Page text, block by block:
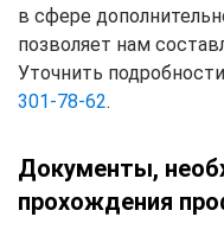
в сфере
позволяет нам
Уточнить
301-78-62.
Документы,
прохождения